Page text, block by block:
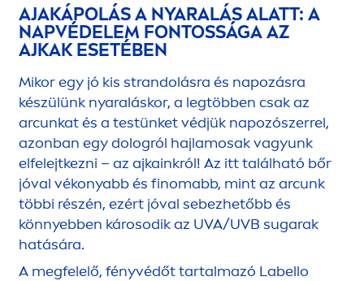
AJAKÁPOLÁS A NYARALÁS ALATT: A
NAPVÉDELEM FONTOSSÁGA AZ
AJKAK ESETÉBEN
Mikor egy jó kis strandolásra és napozásra
készülünk nyaraláskor, a legtöbben csak az
arcunkat és a testünket védjük napozószerrel,
azonban egy dologról hajlamosak vagyunk
elfelejtkezni – az ajkainkról! Az itt található bőr
jóval vékonyabb és finomabb, mint az arcunk
többi részén, ezért jóval sebezhetőbb és
könnyebben károsodik az UVA/UVB sugarak
hatására.
A megfelelő, fényvédőt tartalmazó Labello